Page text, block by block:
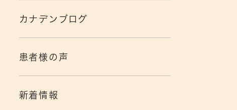
カナデンブログ
患者様の声
新着情報